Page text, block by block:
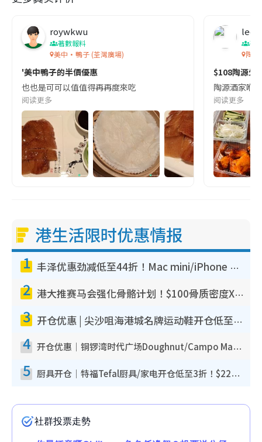
roywkwu
著數報料
美中·鴨子 (荃灣廣場)
'美中鴨子的半價優惠
也也是可可以值值得再再度來吃
阅读更多
著
陶源
$108陶源外
陶源酒家喺
阅读更多
港生活限时优惠情报
1 丰泽优惠劲减低至44折！Mac mini/iPhone 17 Pro大减价！厨房家电$220起
2 港大推赛马会强化骨骼计划！$100骨质密度X光检查 完成免费运动训练送超市礼券！附参加资格
3 开仓优惠 | 尖沙咀海港城名牌运动鞋开仓低至1折！On鞋$899起/Joy&Peace鞋履$98起
4 开仓优惠｜铜锣湾时代广场Doughnut/Campo Marzio开仓低至1折！背囊、书包、手袋劈价$200起
5 厨具开仓｜特福Tefal厨具/家电开仓低至3折！$220起买平底锅/炒锅/汤锅！电饭煲/吸尘器/挂烫机$418起